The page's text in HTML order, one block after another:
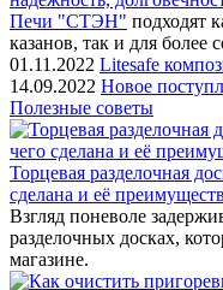
Печи "СТЭН" подходят
казанов, так и для
01.11.2022 Litesafe
14.09.2022 Новое
Полезные советы
Торцевая разделочная
сделана и её
Взгляд поневоле
разделочных досках,
магазине.